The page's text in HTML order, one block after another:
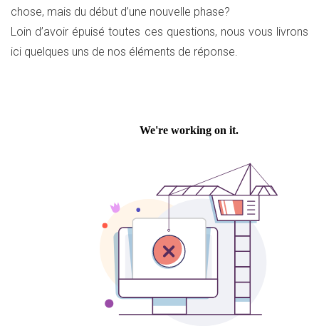
chose, mais du début d’une nouvelle phase?
Loin d’avoir épuisé toutes ces questions, nous vous livrons
ici quelques uns de nos éléments de réponse.